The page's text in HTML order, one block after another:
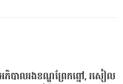
អភិបាលរងខណ្ឌព្រែកព្នៅ, រសៀល